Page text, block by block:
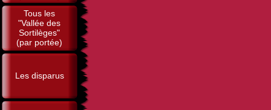
Tous les
"Vallée des
Sortilèges"
(par portée)
Les disparus